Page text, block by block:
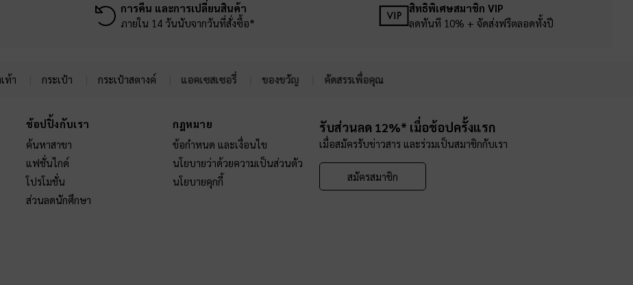
การคืน และการเปลี่ยนสินค้า
ภายใน 14 วันนับจากวันที่สั่งซื้อ*
สิทธิพิเศษสมาชิก VIP
ลดทันที 10% + จัดส่งฟรีตลอดทั้งปี
ท้า กระเป๋า กระเป๋าสตางค์ แอคเซสเซอรี่ ของขวัญ คัดสรรเพื่อคุณ
ช้อปปิ้งกับเรา
ค้นหาสาขา
แฟชั่นไกด์
โปรโมชั่น
ส่วนลดนักศึกษา
กฎหมาย
ข้อกำหนด และเงื่อนไข
นโยบายว่าด้วยความเป็นส่วนตัว
นโยบายคุกกี้
รับส่วนลด 12%* เมื่อช้อปครั้งแรก
เมื่อสมัครรับข่าวสาร และร่วมเป็นสมาชิกกับเรา
สมัครสมาชิก